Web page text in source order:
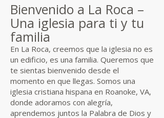
Bienvenido a La Roca –
Una iglesia para ti y tu
familia
En La Roca, creemos que la iglesia no es
un edificio, es una familia. Queremos que
te sientas bienvenido desde el
momento en que llegas. Somos una
iglesia cristiana hispana en Roanoke, VA,
donde adoramos con alegría,
aprendemos juntos la Palabra de Dios y